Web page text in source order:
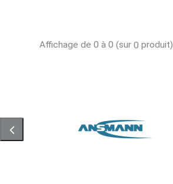
Affichage de 0 à 0 (sur 0 produit)